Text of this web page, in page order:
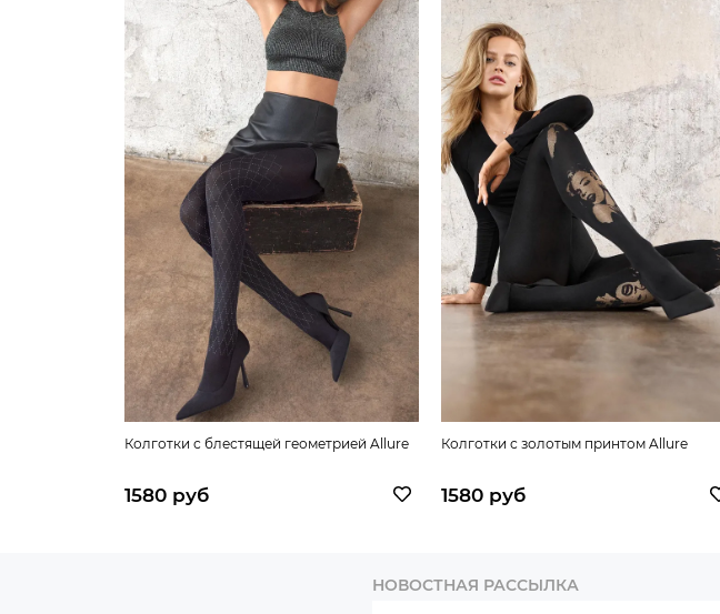
Колготки с блестящей геометрией Allure
1580 руб
Колготки с золотым принтом Allure
1580 руб
НОВОСТНАЯ РАССЫЛКА